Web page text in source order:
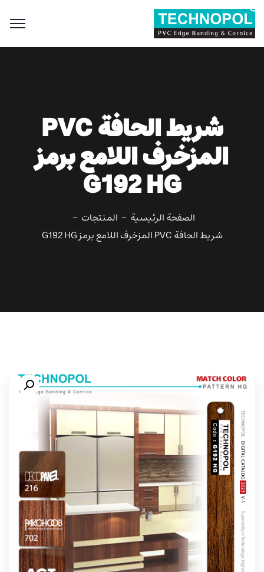
Search
for:
Search Button
شريط الحافة PVC
المزخرف اللامع برمز
G192 HG
الصفحة الرئيسية
المنتجات
شريط الحافة PVC المزخرف اللامع برمز G192 HG